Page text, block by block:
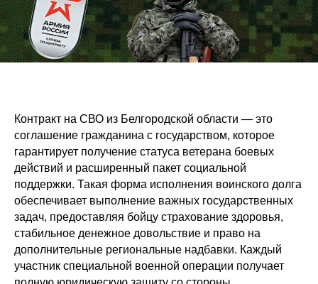
Контракт на СВО из Белгородской области — это
соглашение гражданина с государством, которое
гарантирует получение статуса ветерана боевых
действий и расширенный пакет социальной
поддержки. Такая форма исполнения воинского долга
обеспечивает выполнение важных государственных
задач, предоставляя бойцу страхование здоровья,
стабильное денежное довольствие и право на
дополнительные региональные надбавки. Каждый
участник специальной военной операции получает